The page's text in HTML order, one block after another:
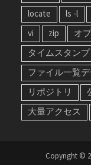
locate
ls -l
vi
zip オ
タイムスタンプ
ファイル一覧
リポジトリ
大量アクセス
Copyright ©